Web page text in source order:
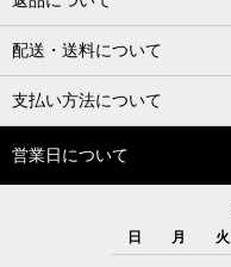
配送・送料について
支払い方法について
営業日について
日
月 火